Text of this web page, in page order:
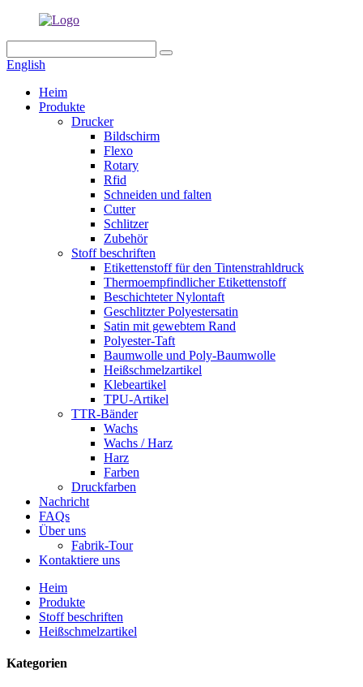
English
Heim
Produkte
Drucker
Bildschirm
Flexo
Rotary
Rfid
Schneiden und falten
Cutter
Schlitzer
Zubehör
Stoff beschriften
Etikettenstoff für den Tintenstrahldruck
Thermoempfindlicher Etikettenstoff
Beschichteter Nylontaft
Geschlitzter Polyestersatin
Satin mit gewebtem Rand
Polyester-Taft
Baumwolle und Poly-Baumwolle
Heißschmelzartikel
Klebeartikel
TPU-Artikel
TTR-Bänder
Wachs
Wachs / Harz
Harz
Farben
Druckfarben
Nachricht
FAQs
Über uns
Fabrik-Tour
Kontaktiere uns
Heim
Produkte
Stoff beschriften
Heißschmelzartikel
Kategorien